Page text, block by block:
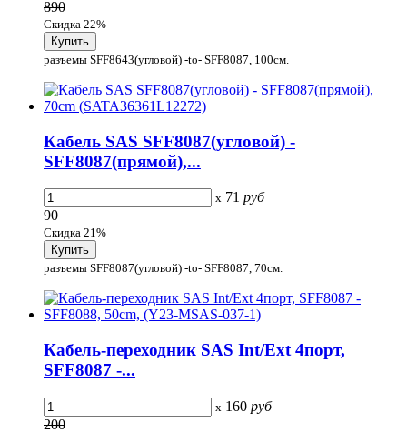
890
Скидка 22%
разъемы SFF8643(угловой) -to- SFF8087, 100cм.
Кабель SAS SFF8087(угловой) -
SFF8087(прямой),...
x 71 руб
90
Скидка 21%
разъемы SFF8087(угловой) -to- SFF8087, 70cм.
Кабель-переходник SAS Int/Ext 4порт,
SFF8087 -...
x 160 руб
200